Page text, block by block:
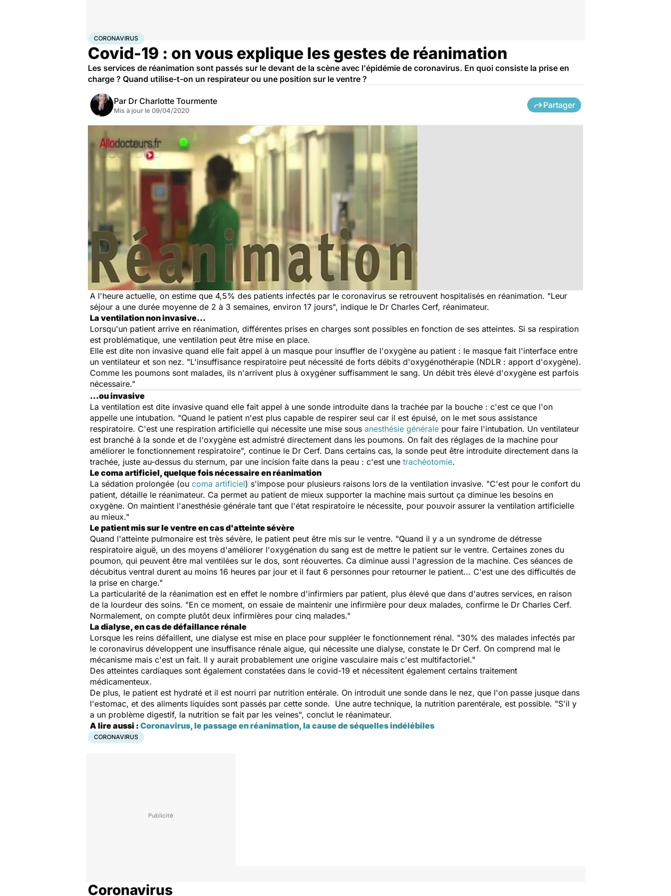
AccueilSantéMaladies
CORONAVIRUS
Covid-19 : on vous explique les gestes de réanimation
Les services de réanimation sont passés sur le devant de la scène avec l'épidémie de coronavirus. En quoi consiste la prise en
charge ? Quand utilise-t-on un respirateur ou une position sur le ventre ?
Par Dr Charlotte Tourmente
Mis à jour le 09/04/2020
Partager
A l'heure actuelle, on estime que 4,5% des patients infectés par le coronavirus se retrouvent hospitalisés en réanimation. "Leur
séjour a une durée moyenne de 2 à 3 semaines, environ 17 jours", indique le Dr Charles Cerf, réanimateur.
La ventilation non invasive...
Lorsqu'un patient arrive en réanimation, différentes prises en charges sont possibles en fonction de ses atteintes. Si sa respiration
est problématique, une ventilation peut être mise en place.
Elle est dite non invasive quand elle fait appel à un masque pour insuffler de l'oxygène au patient : le masque fait l'interface entre
un ventilateur et son nez. "L'insuffisance respiratoire peut nécessité de forts débits d'oxygénothérapie (NDLR : apport d'oxygène).
Comme les poumons sont malades, ils n'arrivent plus à oxygéner suffisamment le sang. Un débit très élevé d'oxygène est parfois
nécessaire."
...ou invasive
La ventilation est dite invasive quand elle fait appel à une sonde introduite dans la trachée par la bouche : c'est ce que l'on
appelle une intubation. "Quand le patient n'est plus capable de respirer seul car il est épuisé, on le met sous assistance
respiratoire. C'est une respiration artificielle qui nécessite une mise sous anesthésie générale pour faire l'intubation. Un ventilateur
est branché à la sonde et de l'oxygène est admistré directement dans les poumons. On fait des réglages de la machine pour
améliorer le fonctionnement respiratoire", continue le Dr Cerf. Dans certains cas, la sonde peut être introduite directement dans la
trachée, juste au-dessus du sternum, par une incision faite dans la peau : c'est une trachéotomie.
Le coma artificiel, quelque fois nécessaire en réanimation
La sédation prolongée (ou coma artificiel) s'impose pour plusieurs raisons lors de la ventilation invasive. "C'est pour le confort du
patient, détaille le réanimateur. Ca permet au patient de mieux supporter la machine mais surtout ça diminue les besoins en
oxygène. On maintient l'anesthésie générale tant que l'état respiratoire le nécessite, pour pouvoir assurer la ventilation artificielle
au mieux."
Le patient mis sur le ventre en cas d'atteinte sévère
Quand l'atteinte pulmonaire est très sévère, le patient peut être mis sur le ventre. "Quand il y a un syndrome de détresse
respiratoire aiguë, un des moyens d'améliorer l'oxygénation du sang est de mettre le patient sur le ventre. Certaines zones du
poumon, qui peuvent être mal ventilées sur le dos, sont réouvertes. Ca diminue aussi l'agression de la machine. Ces séances de
décubitus ventral durent au moins 16 heures par jour et il faut 6 personnes pour retourner le patient... C'est une des difficultés de
la prise en charge."
La particularité de la réanimation est en effet le nombre d'infirmiers par patient, plus élevé que dans d'autres services, en raison
de la lourdeur des soins. "En ce moment, on essaie de maintenir une infirmière pour deux malades, confirme le Dr Charles Cerf.
Normalement, on compte plutôt deux infirmières pour cinq malades."
La dialyse, en cas de défaillance rénale
Lorsque les reins défaillent, une dialyse est mise en place pour suppléer le fonctionnement rénal. "30% des malades infectés par
le coronavirus développent une insuffisance rénale aigue, qui nécessite une dialyse, constate le Dr Cerf. On comprend mal le
mécanisme mais c'est un fait. ll y aurait probablement une origine vasculaire mais c'est multifactoriel."
Des atteintes cardiaques sont également constatées dans le covid-19 et nécessitent également certains traitement
médicamenteux.
De plus, le patient est hydraté et il est nourri par nutrition entérale. On introduit une sonde dans le nez, que l'on passe jusque dans
l'estomac, et des aliments liquides sont passés par cette sonde. Une autre technique, la nutrition parentérale, est possible. "S'il y
a un problème digestif, la nutrition se fait par les veines", conclut le réanimateur.
A lire aussi : Coronavirus, le passage en réanimation, la cause de séquelles indélébiles
CORONAVIRUS
Coronavirus